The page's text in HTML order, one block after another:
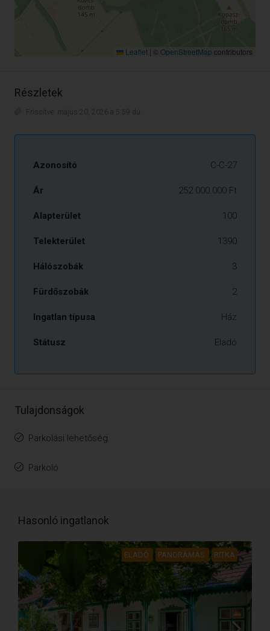
Leaflet | © OpenStreetMap contributors
Részletek
Frissítve: május 20, 2026 a 5:59 du.
Azonosító C-C-27
Ár 252.000.000 Ft
Alapterület 100
Telekterület 1390
Hálószobák 3
Fürdőszobák 2
Ingatlan típusa Ház
Státusz Eladó
Tulajdonságok
Parkolási lehetőség
Parkoló
Hasonló ingatlanok
ELADÓ PANORÁMÁS RITKA